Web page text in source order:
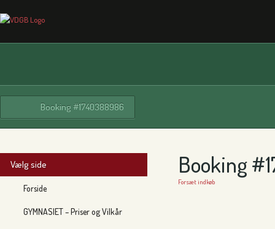
Booking #1740388986
Vælg side
Forside
GYMNASIET – Priser og Vilkår
Booking
Forsæt indkøb